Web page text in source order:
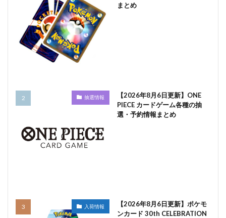
まとめ
抽選情報
【2026年8月6日更新】ONE
PIECE カードゲーム各種の抽
選・予約情報まとめ
入荷情報
【2026年8月6日更新】ポケモ
ンカード 30th CELEBRATION